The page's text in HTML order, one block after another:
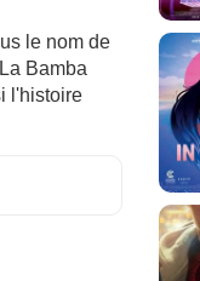
le nom de
Bamba
l'histoire